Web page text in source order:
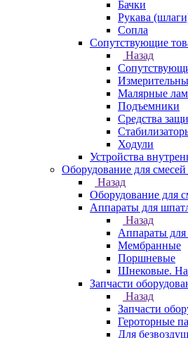
Бачки
Рукава
Сопла
Сопутствующие
Назад
Малярные
Подъемники
Средства
Ходули
Устройства
Оборудование для смесей
Назад
Оборудование для
Аппараты для
Назад
Аппараты
Мембранные
Поршневые
Шнековые.
Запчасти
Назад
Запчасти
Героторные
Для